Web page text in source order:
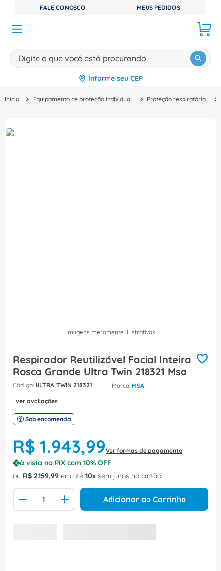
FALE CONOSCO MEUS PEDIDOS
Digite o que você está procurando
Informe seu CEP
Equipamento de proteção individual Proteção respiratória
Imagens meramente ilustrativas
Respirador Reutilizável Facial Inteira
Rosca Grande Ultra Twin 218321 Msa
: ULTRA TWIN 218321 MSA
ver avaliações
Sob encomenda
R$ 1.943,99Ver formas de pagamento
à vista no PIX com 10% OFF
ou R$ 2.159,99 em até 10 sem juros no cartão
Adicionar ao Carrinho
TERMOS MAIS BUSCADOS
º disjuntor